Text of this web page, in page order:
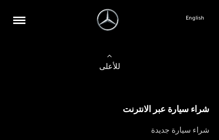
English
للأعلى
شراء سيارة عبر الانترنت
شراء سيارة جديدة